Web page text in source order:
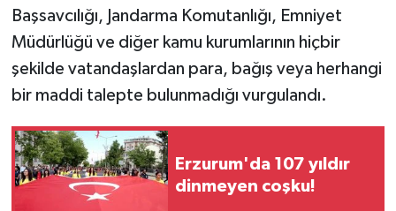
Başsavcılığı, Jandarma Komutanlığı, Emniyet
Müdürlüğü ve diğer kamu kurumlarının hiçbir
şekilde vatandaşlardan para, bağış veya herhangi
bir maddi talepte bulunmadığı vurgulandı.
Erzurum'da 107 yıldır
dinmeyen coşku!